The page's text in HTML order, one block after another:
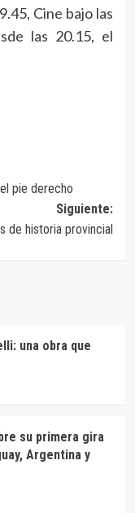
Cine bajo las
las 20.15, el
pie derecho
Siguiente:
de historia provincial
una obra que
su primera gira
Argentina y